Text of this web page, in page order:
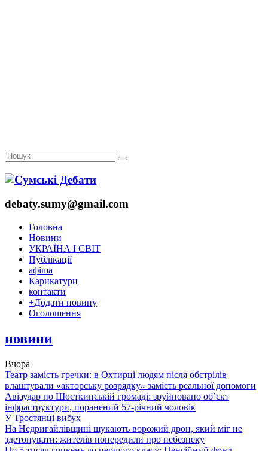
debaty.sumy@gmail.com
Головна
Новини
УКРАЇНА І СВІТ
Публікації
афіша
Карикатури
контакти
+Додати новину
Оголошення
новини
Вчора
Театр замість гречки: в Охтирці людям після обстрілів
влаштували «акторську розрядку» замість реальної допомоги
Авіаудар по Шосткинській громаді: зруйновано об’єкт
інфраструктури, поранений 57-річний чоловік
У Тростянці вибух
На Недригайлівщині шукають ворожий дрон, який міг не
здетонувати: жителів попередили про небезпеку